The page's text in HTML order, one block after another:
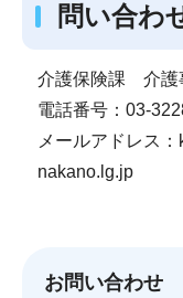
問い合わ
介護保険課 介護
電話番号：03-
メールアドレス
nakano.lg.jp
お問い合わせ